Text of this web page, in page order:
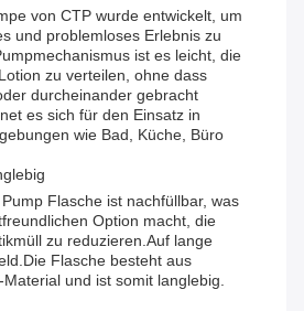
von CTP wurde entwickelt, um
und problemloses Erlebnis zu
ist es leicht, die
zu verteilen, ohne dass
durcheinander gebracht
es sich für den Einsatz in
wie Bad, Küche, Büro
Flasche ist nachfüllbar, was
Option macht, die
zu reduzieren.Auf lange
Flasche besteht aus
und ist somit langlebig.